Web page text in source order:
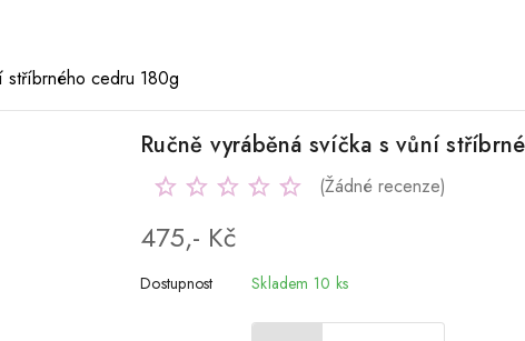
stříbrného cedru 180g
Ručně vyráběná svíčka s vůní
(Žádné recenze)
475,- Kč
Dostupnost Skladem 10 ks